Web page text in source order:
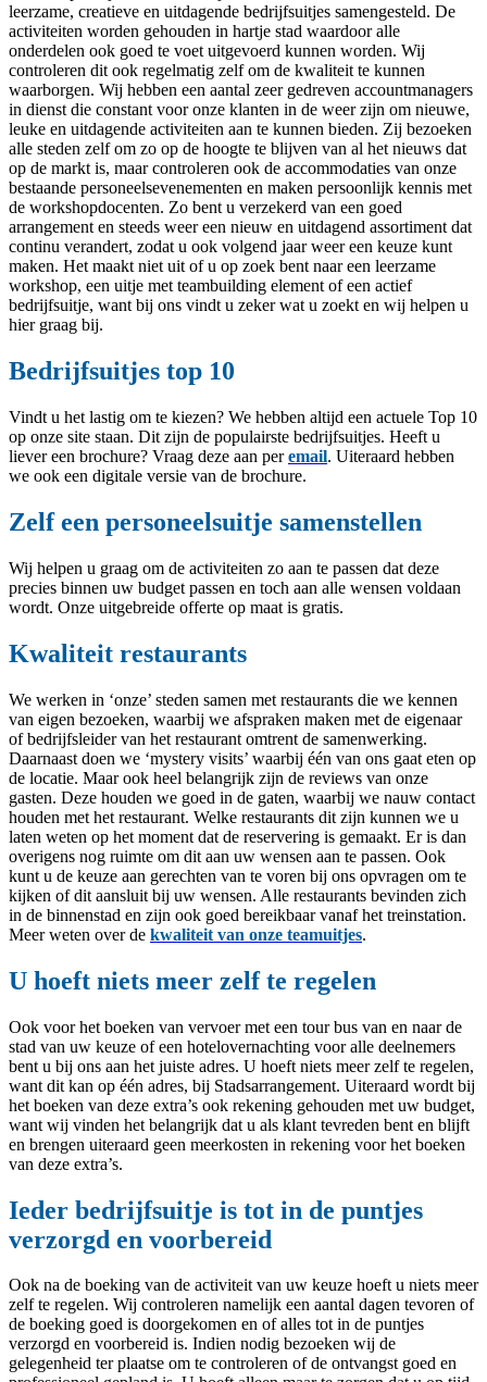
leerzame, creatieve en uitdagende bedrijfsuitjes samengesteld. De
activiteiten worden gehouden in hartje stad waardoor alle
onderdelen ook goed te voet uitgevoerd kunnen worden. Wij
controleren dit ook regelmatig zelf om de kwaliteit te kunnen
waarborgen. Wij hebben een aantal zeer gedreven accountmanagers
in dienst die constant voor onze klanten in de weer zijn om nieuwe,
leuke en uitdagende activiteiten aan te kunnen bieden. Zij bezoeken
alle steden zelf om zo op de hoogte te blijven van al het nieuws dat
op de markt is, maar controleren ook de accommodaties van onze
bestaande personeelsevenementen en maken persoonlijk kennis met
de workshopdocenten. Zo bent u verzekerd van een goed
arrangement en steeds weer een nieuw en uitdagend assortiment dat
continu verandert, zodat u ook volgend jaar weer een keuze kunt
maken. Het maakt niet uit of u op zoek bent naar een leerzame
workshop, een uitje met teambuilding element of een actief
bedrijfsuitje, want bij ons vindt u zeker wat u zoekt en wij helpen u
hier graag bij.
Bedrijfsuitjes top 10
Vindt u het lastig om te kiezen? We hebben altijd een actuele Top 10
op onze site staan. Dit zijn de populairste bedrijfsuitjes. Heeft u
liever een brochure? Vraag deze aan peremail. Uiteraard hebben
we ook een digitale versie van de brochure.
Zelf een personeelsuitje samenstellen
Wij helpen u graag om de activiteiten zo aan te passen dat deze
precies binnen uw budget passen en toch aan alle wensen voldaan
wordt. Onze uitgebreide offerte op maat is gratis.
Kwaliteit restaurants
We werken in ‘onze’ steden samen met restaurants die we kennen
van eigen bezoeken, waarbij we afspraken maken met de eigenaar
of bedrijfsleider van het restaurant omtrent de samenwerking.
Daarnaast doen we ‘mystery visits’ waarbij één van ons gaat eten op
de locatie. Maar ook heel belangrijk zijn de reviews van onze
gasten. Deze houden we goed in de gaten, waarbij we nauw contact
houden met het restaurant. Welke restaurants dit zijn kunnen we u
laten weten op het moment dat de reservering is gemaakt. Er is dan
overigens nog ruimte om dit aan uw wensen aan te passen. Ook
kunt u de keuze aan gerechten van te voren bij ons opvragen om te
kijken of dit aansluit bij uw wensen. Alle restaurants bevinden zich
in de binnenstad en zijn ook goed bereikbaar vanaf het treinstation.
Meer weten over de kwaliteit van onze teamuitjes.
U hoeft niets meer zelf te regelen
Ook voor het boeken van vervoer met een tour bus van en naar de
stad van uw keuze of een hotelovernachting voor alle deelnemers
bent u bij ons aan het juiste adres. U hoeft niets meer zelf te regelen,
want dit kan op één adres, bij Stadsarrangement. Uiteraard wordt bij
het boeken van deze extra’s ook rekening gehouden met uw budget,
want wij vinden het belangrijk dat u als klant tevreden bent en blijft
en brengen uiteraard geen meerkosten in rekening voor het boeken
van deze extra’s.
Ieder bedrijfsuitje is tot in de puntjes
verzorgd en voorbereid
Ook na de boeking van de activiteit van uw keuze hoeft u niets meer
zelf te regelen. Wij controleren namelijk een aantal dagen tevoren of
de boeking goed is doorgekomen en of alles tot in de puntjes
verzorgd en voorbereid is. Indien nodig bezoeken wij de
gelegenheid ter plaatse om te controleren of de ontvangst goed en